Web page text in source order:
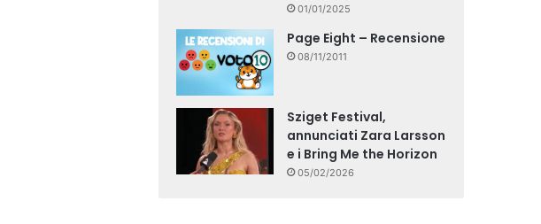
01/01/2025
Page Eight – Recensione
08/11/2011
Sziget Festival,
annunciati Zara Larsson
e i Bring Me the Horizon
05/02/2026